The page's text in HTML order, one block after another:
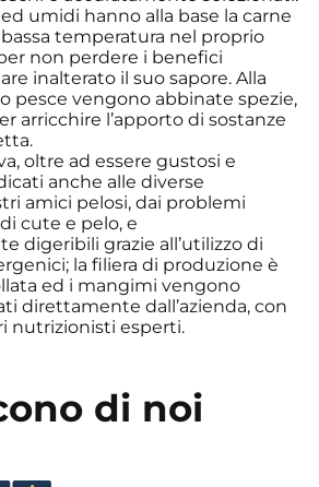
umidi hanno alla base la carne
temperatura nel proprio
non perdere i benefici
inalterato il suo sapore. Alla
pesce vengono abbinate spezie,
arricchire l’apporto di sostanze
oltre ad essere gustosi e
anche alle diverse
amici pelosi, dai problemi
cute e pelo, e
digeribili grazie all’utilizzo di
la filiera di produzione è
ed i mangimi vengono
direttamente dall’azienda, con
nutrizionisti esperti.
di noi